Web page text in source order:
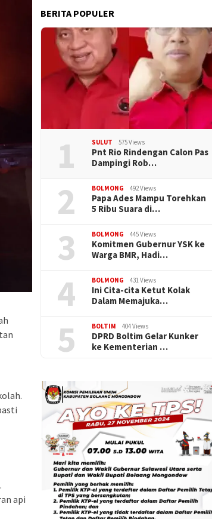
api
BERITA POPULER
1 SULUT 575 Views
Pnt Rio Rindengan Calon Pas
Dampingi Rob…
2 BOLMONG 492 Views
Papa Ades Mampu Torehkan
5 Ribu Suara di…
3 BOLMONG 445 Views
Komitmen Gubernur YSK ke
Warga BMR, Hadi…
4 BOLMONG 431 Views
Ini Cita-cita Ketut Kolak
Dalam Memajuka…
5 BOLTIM 404 Views
DPRD Boltim Gelar Kunker
ke Kementerian …